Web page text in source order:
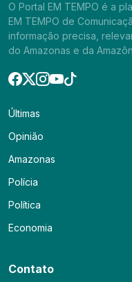
O Portal EM TEMPO é a
EM TEMPO de
informação precisa,
do Amazonas e da
Últimas
Opinião
Amazonas
Polícia
Política
Economia
Contato